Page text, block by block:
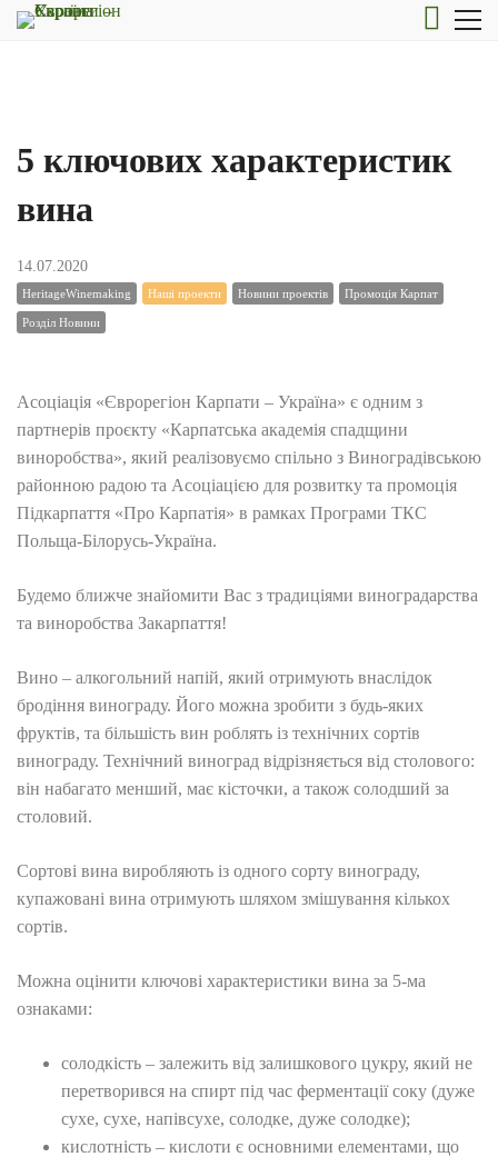
5 ключових характеристик
вина
14.07.2020
HeritageWinemaking Наші проекти Новини проектів Промоція Карпат
Розділ Новини
Асоціація «Єврорегіон Карпати – Україна» є одним з
партнерів проєкту «Карпатська академія спадщини
виноробства», який реалізовуємо спільно з Виноградівською
районною радою та Асоціацією для розвитку та промоція
Підкарпаття «Про Карпатія» в рамках Програми ТКС
Польща-Білорусь-Україна.
Будемо ближче знайомити Вас з традиціями виноградарства
та виноробства Закарпаття!
Вино – алкогольний напій, який отримують внаслідок
бродіння винограду. Його можна зробити з будь-яких
фруктів, та більшість вин роблять із технічних сортів
винограду. Технічний виноград відрізняється від столового:
він набагато менший, має кісточки, а також солодший за
столовий.
Сортові вина виробляють із одного сорту винограду,
купажовані вина отримують шляхом змішування кількох
сортів.
Можна оцінити ключові характеристики вина за 5-ма
ознаками:
солодкість – залежить від залишкового цукру, який не
перетворився на спирт під час ферментації соку (дуже
сухе, сухе, напівсухе, солодке, дуже солодке);
кислотність – кислоти є основними елементами, що